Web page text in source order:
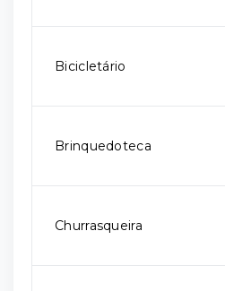
Bicicletário
Brinquedoteca
Churrasqueira